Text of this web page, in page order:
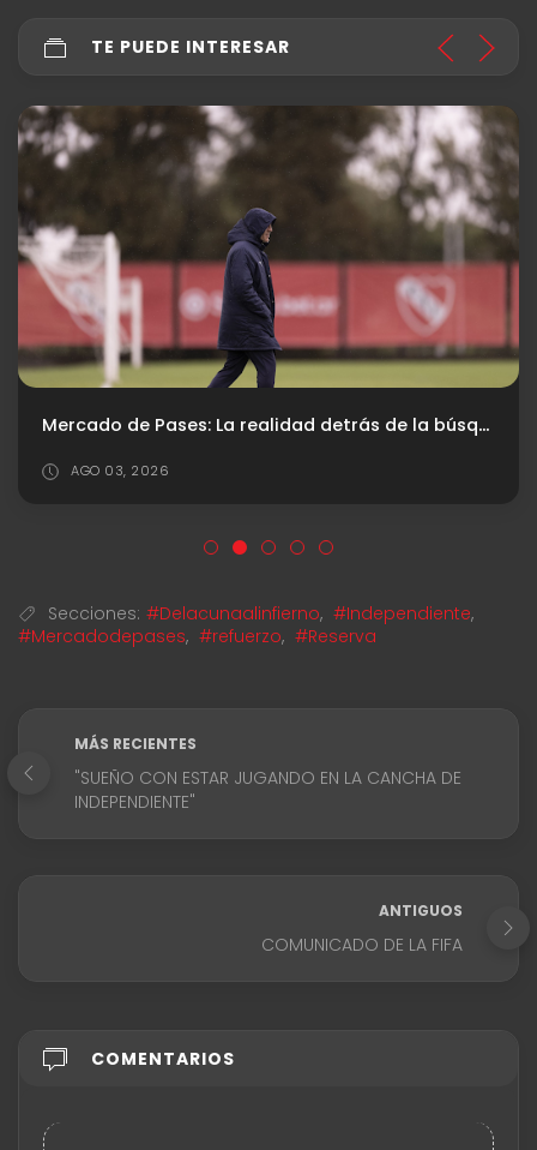
TE PUEDE INTERESAR
Mercado de Pases: La realidad detrás de la búsqueda del central
AGO 03, 2026
Secciones: #Delacunaalinfierno, #Independiente,
#Mercadodepases, #refuerzo, #Reserva
MÁS RECIENTES
"SUEÑO CON ESTAR JUGANDO EN LA CANCHA DE
INDEPENDIENTE"
ANTIGUOS
COMUNICADO DE LA FIFA
COMENTARIOS